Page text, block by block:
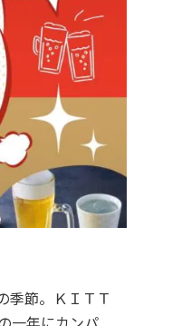
季節。ＫＩＴＴ